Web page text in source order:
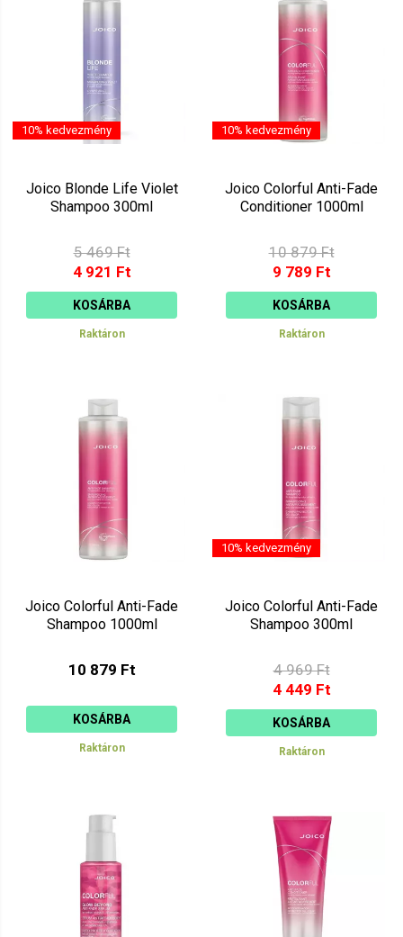
10% kedvezmény
Joico Blonde Life Violet
Shampoo 300ml
5 469 Ft
4 921 Ft
KOSÁRBA
Raktáron
10% kedvezmény
Joico Colorful Anti-Fade
Conditioner 1000ml
10 879 Ft
9 789 Ft
KOSÁRBA
Raktáron
Joico Colorful Anti-Fade
Shampoo 1000ml
10 879 Ft
KOSÁRBA
Raktáron
10% kedvezmény
Joico Colorful Anti-Fade
Shampoo 300ml
4 969 Ft
4 449 Ft
KOSÁRBA
Raktáron